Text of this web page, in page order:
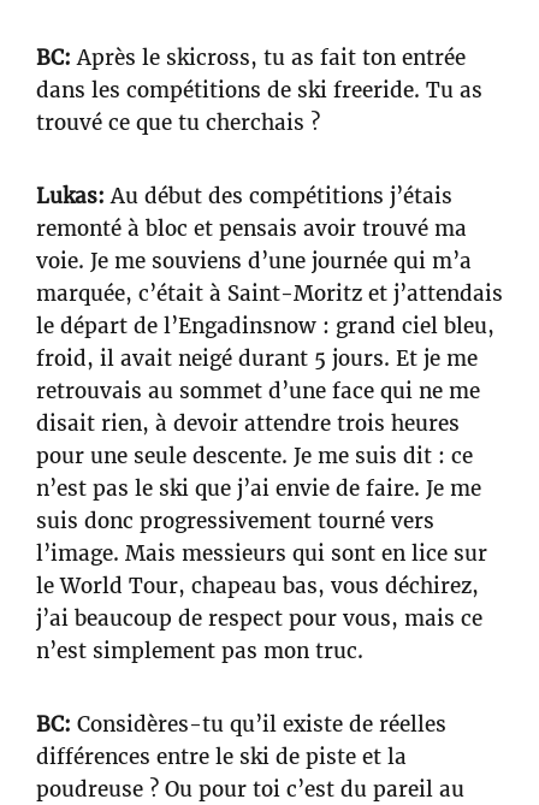
BC:Après le skicross, tu as fait ton entrée
dans les compétitions de ski freeride. Tu as
trouvé ce que tu cherchais ?
Lukas: Au début des compétitions j’étais
remonté à bloc et pensais avoir trouvé ma
voie. Je me souviens d’une journée qui m’a
marquée, c’était à Saint-Moritz et j’attendais
le départ de l’Engadinsnow : grand ciel bleu,
froid, il avait neigé durant 5 jours. Et je me
retrouvais au sommet d’une face qui ne me
disait rien, à devoir attendre trois heures
pour une seule descente. Je me suis dit : ce
n’est pas le ski que j’ai envie de faire. Je me
suis donc progressivement tourné vers
l’image. Mais messieurs qui sont en lice sur
le World Tour, chapeau bas, vous déchirez,
j’ai beaucoup de respect pour vous, mais ce
n’est simplement pas mon truc.
BC: Considères-tu qu’il existe de réelles
différences entre le ski de piste et la
poudreuse ? Ou pour toi c’est du pareil au